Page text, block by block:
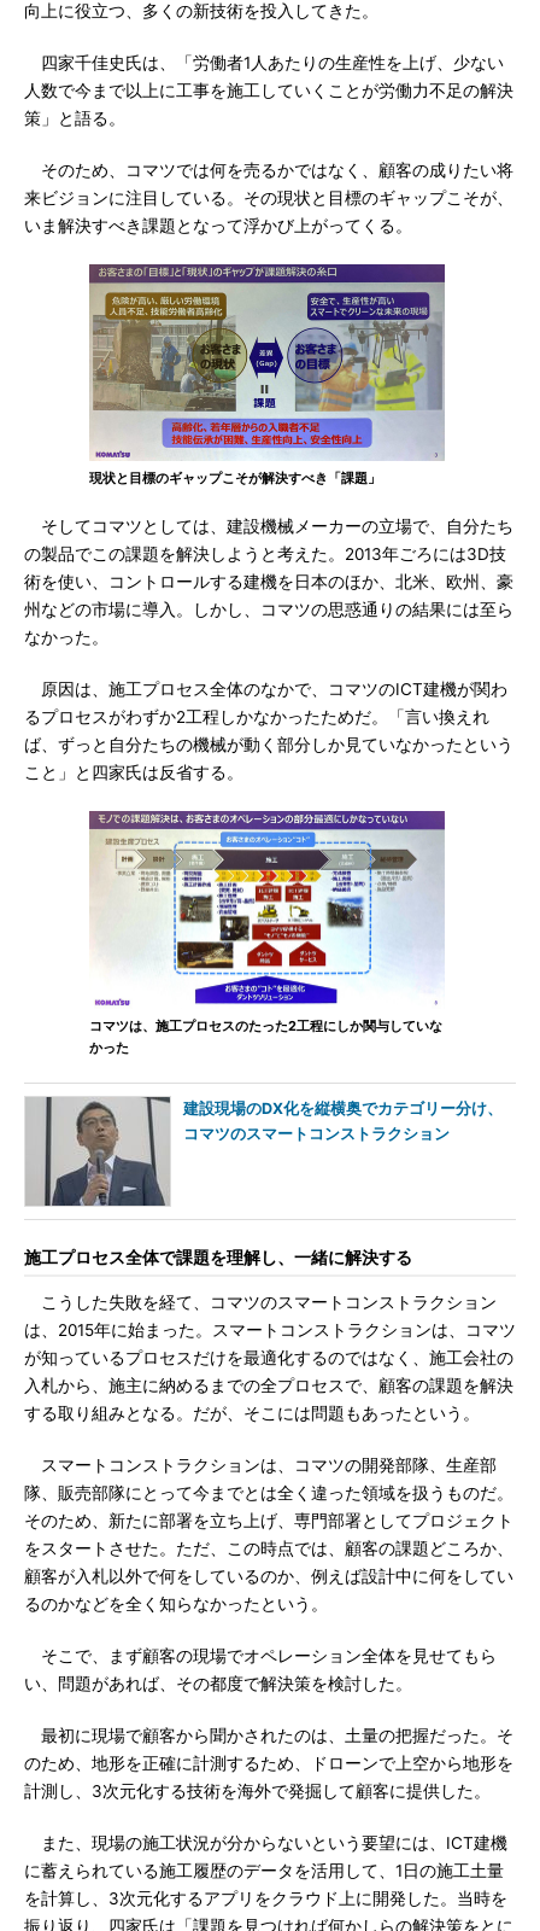
向上に役立つ、多くの新技術を投入してきた。
四家千佳史氏は、「労働者1人あたりの生産性を上げ、少ない
人数で今まで以上に工事を施工していくことが労働力不足の解決
策」と語る。
そのため、コマツでは何を売るかではなく、顧客の成りたい将
来ビジョンに注目している。その現状と目標のギャップこそが、
いま解決すべき課題となって浮かび上がってくる。
現状と目標のギャップこそが解決すべき「課題」
そしてコマツとしては、建設機械メーカーの立場で、自分たち
の製品でこの課題を解決しようと考えた。2013年ごろには3D技
術を使い、コントロールする建機を日本のほか、北米、欧州、豪
州などの市場に導入。しかし、コマツの思惑通りの結果には至ら
なかった。
原因は、施工プロセス全体のなかで、コマツのICT建機が関わ
るプロセスがわずか2工程しかなかったためだ。「言い換えれ
ば、ずっと自分たちの機械が動く部分しか見ていなかったという
こと」と四家氏は反省する。
コマツは、施工プロセスのたった2工程にしか関与していな
かった
建設現場のDX化を縦横奥でカテゴリー分け、
コマツのスマートコンストラクション
施工プロセス全体で課題を理解し、一緒に解決する
こうした失敗を経て、コマツのスマートコンストラクション
は、2015年に始まった。スマートコンストラクションは、コマツ
が知っているプロセスだけを最適化するのではなく、施工会社の
入札から、施主に納めるまでの全プロセスで、顧客の課題を解決
する取り組みとなる。だが、そこには問題もあったという。
スマートコンストラクションは、コマツの開発部隊、生産部
隊、販売部隊にとって今までとは全く違った領域を扱うものだ。
そのため、新たに部署を立ち上げ、専門部署としてプロジェクト
をスタートさせた。ただ、この時点では、顧客の課題どころか、
顧客が入札以外で何をしているのか、例えば設計中に何をしてい
るのかなどを全く知らなかったという。
そこで、まず顧客の現場でオペレーション全体を見せてもら
い、問題があれば、その都度で解決策を検討した。
最初に現場で顧客から聞かされたのは、土量の把握だった。そ
のため、地形を正確に計測するため、ドローンで上空から地形を
計測し、3次元化する技術を海外で発掘して顧客に提供した。
また、現場の施工状況が分からないという要望には、ICT建機
に蓄えられている施工履歴のデータを活用して、1日の施工土量
を計算し、3次元化するアプリをクラウド上に開発した。当時を
振り返り、四家氏は「課題を見つければ何かしらの解決策をとに